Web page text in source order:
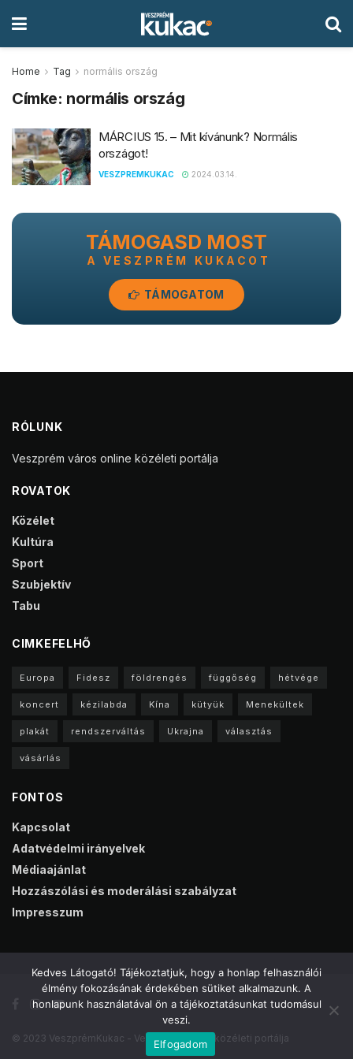
Home Tag normális ország
Címke: normális ország
MÁRCIUS 15. – Mit kívánunk? Normális
országot!
VESZPREMKUKAC 2024.03.14.
TÁMOGASD MOST
A VESZPRÉM KUKACOT
TÁMOGATOM
RÓLUNK
Veszprém város online közéleti portálja
ROVATOK
Közélet
Kultúra
Sport
Szubjektív
Tabu
CIMKEFELHŐ
Europa Fidesz földrengés függőség hétvége
koncert kézilabda Kína kütyük Menekültek
plakát rendszerváltás Ukrajna választás
vásárlás
FONTOS
Kapcsolat
Adatvédelmi irányelvek
Médiaajánlat
Hozzászólási és moderálási szabályzat
Impresszum
© 2023 VeszprémKukac - Veszprém online közéleti portálja
Kedves Látogató! Tájékoztatjuk, hogy a honlap felhasználói
élmény fokozásának érdekében sütiket alkalmazunk. A
honlapunk használatával ön a tájékoztatásunkat tudomásul
veszi.
Elfogadom